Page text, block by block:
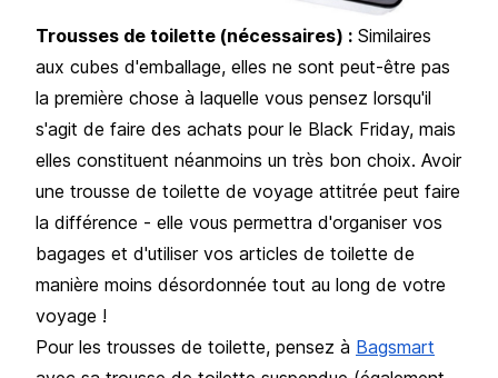
Trousses de toilette (nécessaires) : Similaires
aux cubes d'emballage, elles ne sont peut-être pas
la première chose à laquelle vous pensez lorsqu'il
s'agit de faire des achats pour le Black Friday, mais
elles constituent néanmoins un très bon choix. Avoir
une trousse de toilette de voyage attitrée peut faire
la différence - elle vous permettra d'organiser vos
bagages et d'utiliser vos articles de toilette de
manière moins désordonnée tout au long de votre
voyage !
Pour les trousses de toilette, pensez à Bagsmart